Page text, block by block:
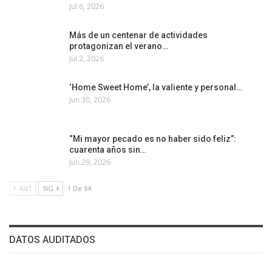
Jul 6, 2026
Más de un centenar de actividades
protagonizan el verano…
Jul 2, 2026
‘Home Sweet Home’, la valiente y personal…
Jun 30, 2026
“Mi mayor pecado es no haber sido feliz”:
cuarenta años sin…
Jun 29, 2026
ANT SIG 1 De 34
DATOS AUDITADOS